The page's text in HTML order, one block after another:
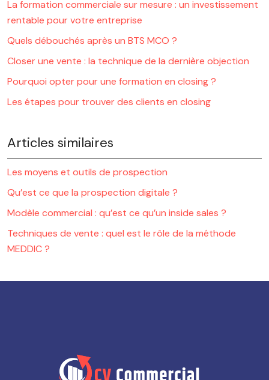
La formation commerciale sur mesure : un investissement
rentable pour votre entreprise
Quels débouchés après un BTS MCO ?
Closer une vente : la technique de la dernière objection
Pourquoi opter pour une formation en closing ?
Les étapes pour trouver des clients en closing
Articles similaires
Les moyens et outils de prospection
Qu’est ce que la prospection digitale ?
Modèle commercial : qu’est ce qu’un inside sales ?
Techniques de vente : quel est le rôle de la méthode
MEDDIC ?